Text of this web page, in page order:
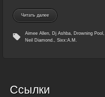
Читать далее
Aimee Allen, Dj Ashba, Drowning Pool ,
Neil Diamond., Sixx:A.M.
Ссылки